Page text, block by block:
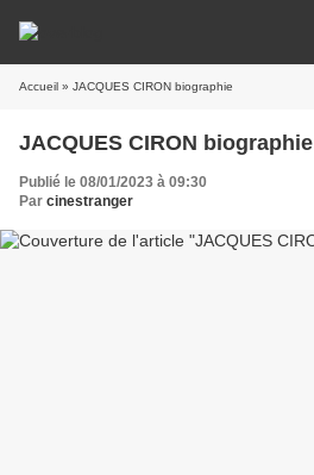
Accueil » JACQUES CIRON biographie
JACQUES CIRON biographie
Publié le 08/01/2023 à 09:30
Par cinestranger